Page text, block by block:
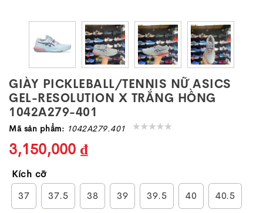
GIÀY PICKLEBALL/TENNIS NỮ ASICS
GEL-RESOLUTION X TRẮNG HỒNG
1042A279-401
Mã sản phẩm: 1042A279.401
3,150,000 ₫
Kích cỡ
37
37.5 38 39 39.5 40 40.5